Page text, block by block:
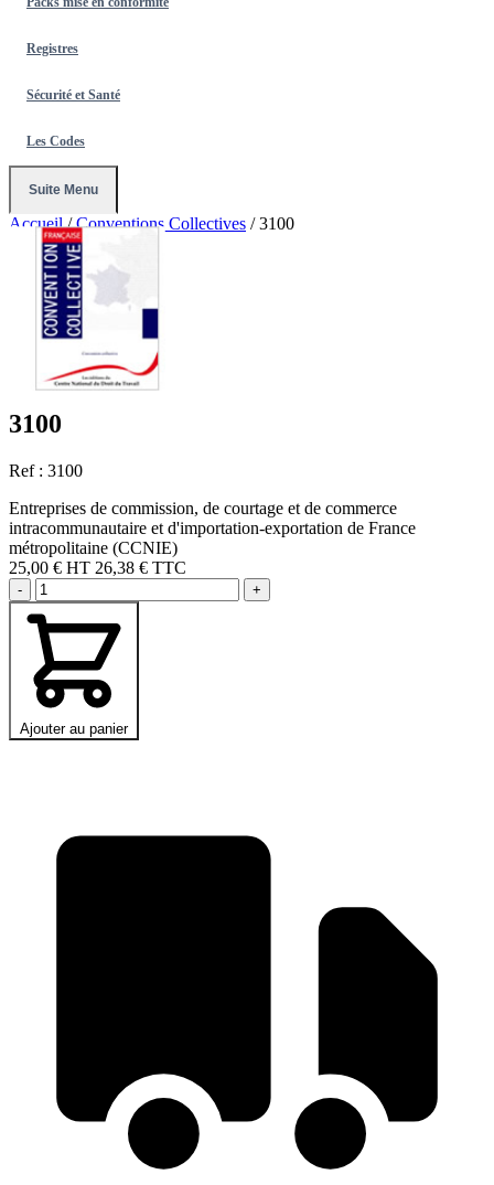
Registres
Sécurité et Santé
Les Codes
Suite Menu
Accueil / Conventions Collectives / 3100
3100
Ref : 3100
Entreprises de commission, de courtage et de commerce
intracommunautaire et d'importation-exportation de France
métropolitaine (CCNIE)
25,00 € HT 26,38 € TTC
- +
Ajouter au panier